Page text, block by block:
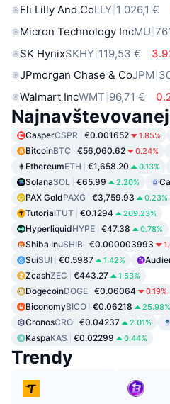
Eli Lilly And CoLLY 1 026,1 €
Micron Technology IncMU
SK HynixSKHY 119,53 €
JPmorgan Chase & CoJPM
Walmart IncWMT 96,71 €
CasperCSPR €0.001652 1.85%
BitcoinBTC €56,060.62 0.24%
EthereumETH €1,658.20 0.13%
SolanaSOL €65.99 2.20%
PAX GoldPAXG €3,759.93 0.23%
TutorialTUT €0.1294 209.23%
HyperliquidHYPE €47.38 0.78%
Shiba InuSHIB €0.000003993
SuiSUI €0.5987 1.42%
ZcashZEC €443.27 1.53%
DogecoinDOGE €0.06064 0.19%
BiconomyBICO €0.06218 25.98%
CronosCRO €0.04237 2.01%
KaspaKAS €0.02299 0.44%
Trendy